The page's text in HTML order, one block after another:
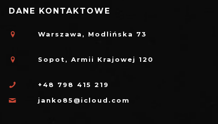
DANE KONTAKTOWE
Warszawa, Modlińska 73
Sopot, Armii Krajowej 120
+48 798 415 219
janko85@icloud.com